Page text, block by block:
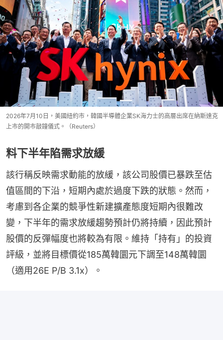
2026年7月10日，美國紐約市，韓國半導體企業SK海力士的高層出席在納斯達克
上市的開市敲鐘儀式。（Reuters）
料下半年陷需求放緩
該行稱反映需求動能的放緩，該公司股價已暴跌至估
值區間的下沿，短期內處於過度下跌的狀態。然而，
考慮到各企業的競爭性新建擴產態度短期內很難改
變，下半年的需求放緩趨勢預計仍將持續，因此預計
股價的反彈幅度也將較為有限。維持「持有」的投資
評級，並將目標價從185萬韓圜元下調至148萬韓圜
（適用26E P/B 3.1x）。